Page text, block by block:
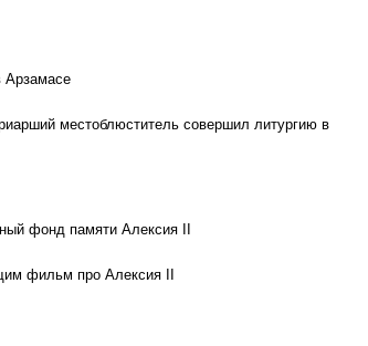
Арзамасе
местоблюститель совершил литургию в
фонд памяти Алексия II
фильм про Алексия II